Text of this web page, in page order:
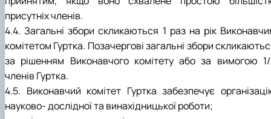
присутніх членів.
4.4. Загальні збори скликаються 1 раз на рік
комітетом Гуртка. Позачергові загальні збори
за рішенням Виконавчого комітету або за вимогою
членів Гуртка.
4.5. Виконавчий комітет Гуртка забезпечує
науково- дослідної та винахідницької роботи;